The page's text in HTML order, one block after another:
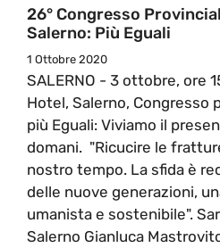
26° Congresso
Salerno: Più Eguali
1 Ottobre 2020
SALERNO - 3 ottobre, ore
Hotel, Salerno, Congresso
più Eguali: Viviamo il
domani. "Ricucire le
nostro tempo. La sfida è
delle nuove generazioni,
umanista e sostenibile".
Salerno Gianluca